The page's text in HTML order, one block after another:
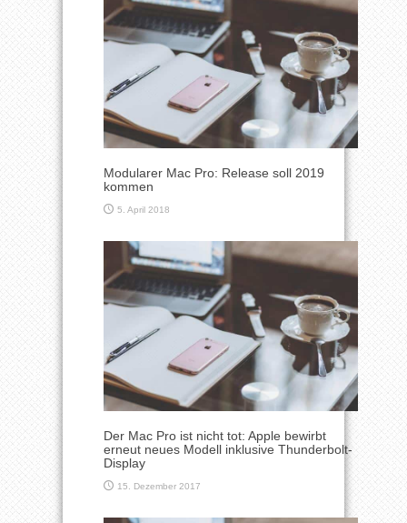
Modularer Mac Pro: Release soll 2019
kommen
5. April 2018
Der Mac Pro ist nicht tot: Apple bewirbt
erneut neues Modell inklusive Thunderbolt-
Display
15. Dezember 2017